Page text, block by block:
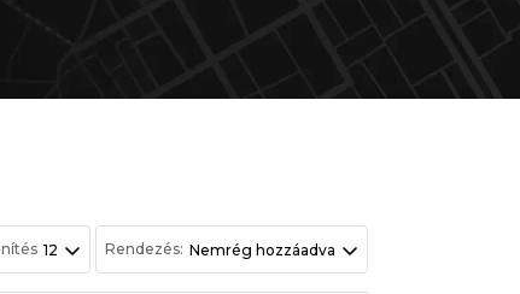
12 Rendezés: Nemrég hozzáadva